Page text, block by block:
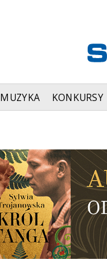
MUZYKA KONKURSY